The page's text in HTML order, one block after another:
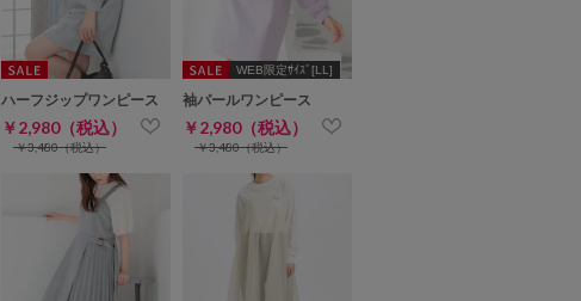
ハーフジップワンピース
￥2,980（税込）
￥3,480（税込）
WEB限定ｻｲｽﾞ[LL]
袖パールワンピース
￥2,980（税込）
￥3,480（税込）